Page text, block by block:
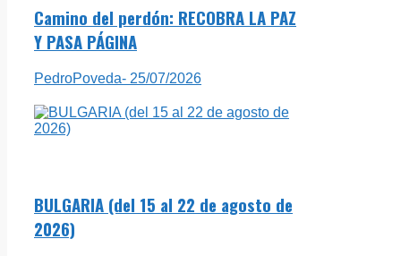
Camino del perdón: RECOBRA LA PAZ
Y PASA PÁGINA
PedroPoveda- 25/07/2026
BULGARIA (del 15 al 22 de agosto de
2026)